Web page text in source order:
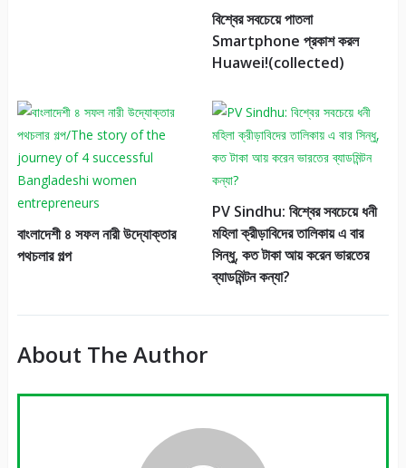
বিশ্বের সবচেয়ে পাতলা
Smartphone প্রকাশ করল
Huawei!(collected)
বাংলাদেশী ৪ সফল নারী উদ্যোক্তার
পথচলার গল্প
PV Sindhu: বিশ্বের সবচেয়ে ধনী
মহিলা ক্রীড়াবিদের তালিকায় এ বার
সিন্ধু, কত টাকা আয় করেন ভারতের
ব্যাডমিন্টন কন্যা?
About The Author